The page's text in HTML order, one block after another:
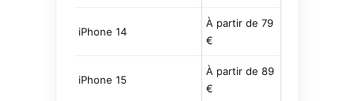
iPhone 14
À partir de 79
€
iPhone 15
À partir de 89
€